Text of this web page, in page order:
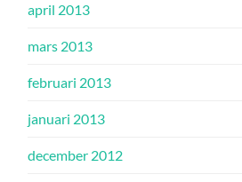
april 2013
mars 2013
februari 2013
januari 2013
december 2012